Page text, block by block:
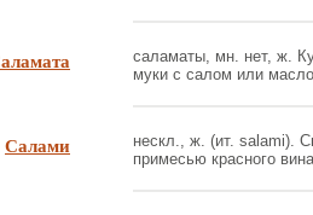
саламаты, мн. нет, ж.
муки с салом или
Салами
нескл., ж. (ит. salami).
примесью красного